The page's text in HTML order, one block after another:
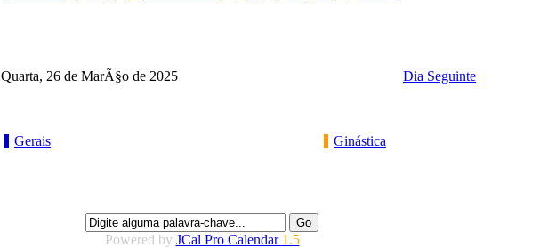
Quarta, 26 de MarÃ§o de 2025
Dia Seguinte
Gerais Ginástica
Powered by JCal Pro Calendar 1.5